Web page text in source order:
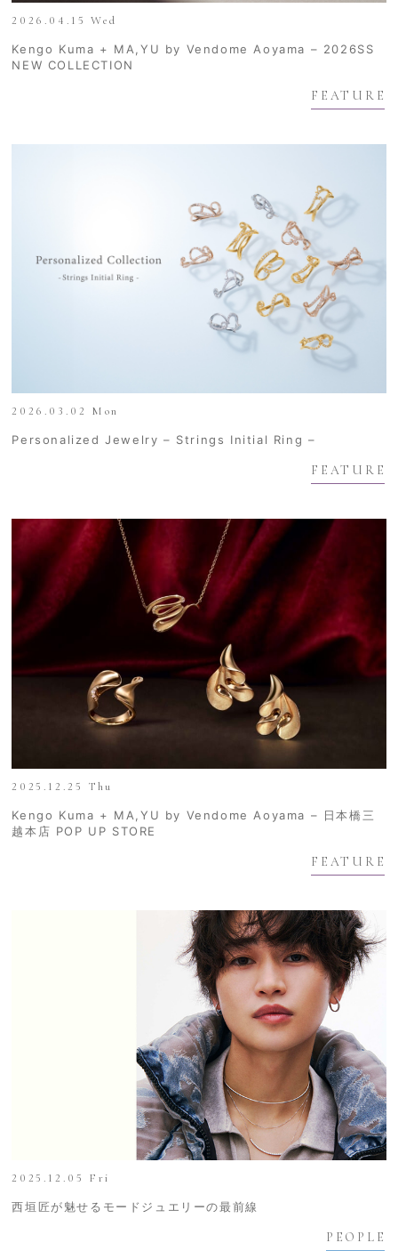
2026.04.15 Wed
Kengo Kuma + MA,YU by Vendome Aoyama – 2026SS
NEW COLLECTION
FEATURE
2026.03.02 Mon
Personalized Jewelry – Strings Initial Ring –
FEATURE
2025.12.25 Thu
Kengo Kuma + MA,YU by Vendome Aoyama – 日本橋三
越本店 POP UP STORE
FEATURE
2025.12.05 Fri
西垣匠が魅せるモードジュエリーの最前線
PEOPLE